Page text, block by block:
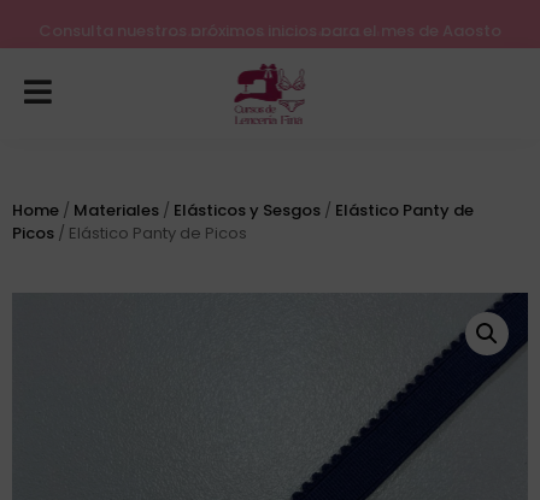
Consulta nuestros próximos inicios para el mes de Agosto
Home / Materiales / Elásticos y Sesgos / Elástico Panty de
Picos / Elástico Panty de Picos